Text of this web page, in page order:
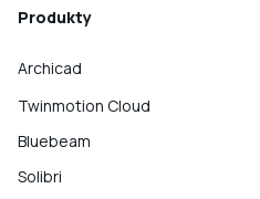
Produkty
Archicad
Twinmotion Cloud
Bluebeam
Solibri